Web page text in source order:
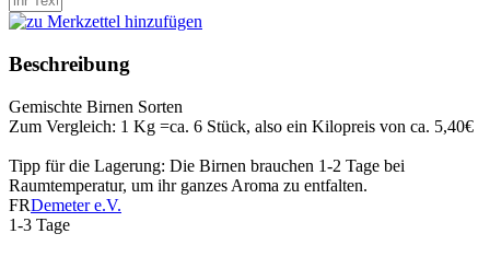
Beschreibung
Gemischte Birnen Sorten
Zum Vergleich: 1 Kg =ca. 6 Stück, also ein Kilopreis von ca. 5,40€
Tipp für die Lagerung: Die Birnen brauchen 1-2 Tage bei
Raumtemperatur, um ihr ganzes Aroma zu entfalten.
FRDemeter e.V.
1-3 Tage